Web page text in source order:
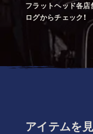
フラットヘッド各
ログからチェック！
アイテムを